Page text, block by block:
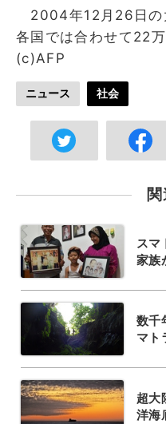
2004年12月26日の
各国では合わせて22
(c)AFP
ニュース 社会
スマ
家族
数千
マト
超大
洋海